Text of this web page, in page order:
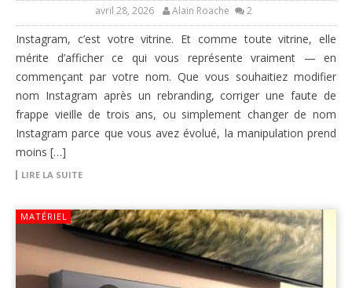
avril 28, 2026 Alain Roache 2
Instagram, c’est votre vitrine. Et comme toute vitrine, elle
mérite d’afficher ce qui vous représente vraiment — en
commençant par votre nom. Que vous souhaitiez modifier
nom Instagram après un rebranding, corriger une faute de
frappe vieille de trois ans, ou simplement changer de nom
Instagram parce que vous avez évolué, la manipulation prend
moins […]
LIRE LA SUITE
MATÉRIEL